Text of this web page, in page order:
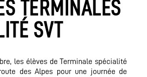
TERMINALES
SVT
les élèves de Terminale spécialité
des Alpes pour une journée de